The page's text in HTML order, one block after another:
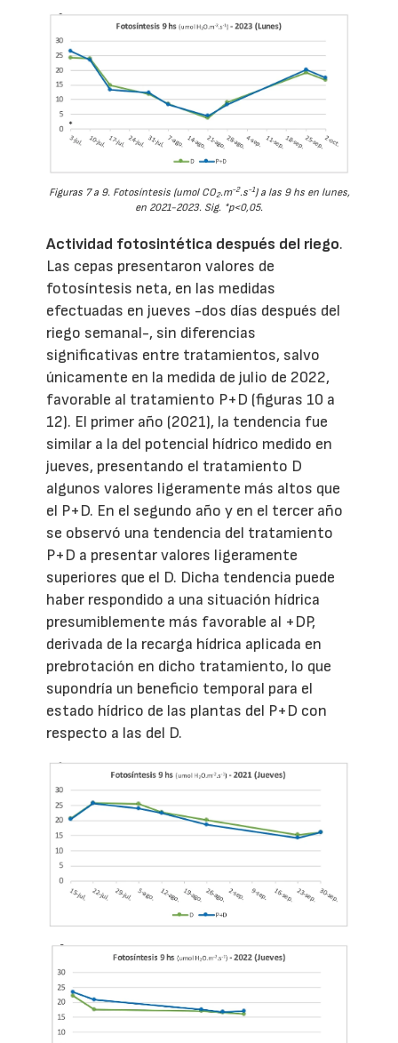
Figuras 7 a 9. Fotosíntesis (umol CO2.m-2.s-1) a las 9 hs en lunes,
en 2021-2023. Sig. *p<0,05.
Actividad fotosintética después del riego.
Las cepas presentaron valores de
fotosíntesis neta, en las medidas
efectuadas en jueves -dos días después del
riego semanal-, sin diferencias
significativas entre tratamientos, salvo
únicamente en la medida de julio de 2022,
favorable al tratamiento P+D (figuras 10 a
12). El primer año (2021), la tendencia fue
similar a la del potencial hídrico medido en
jueves, presentando el tratamiento D
algunos valores ligeramente más altos que
el P+D. En el segundo año y en el tercer año
se observó una tendencia del tratamiento
P+D a presentar valores ligeramente
superiores que el D. Dicha tendencia puede
haber respondido a una situación hídrica
presumiblemente más favorable al +DP,
derivada de la recarga hídrica aplicada en
prebrotación en dicho tratamiento, lo que
supondría un beneficio temporal para el
estado hídrico de las plantas del P+D con
respecto a las del D.